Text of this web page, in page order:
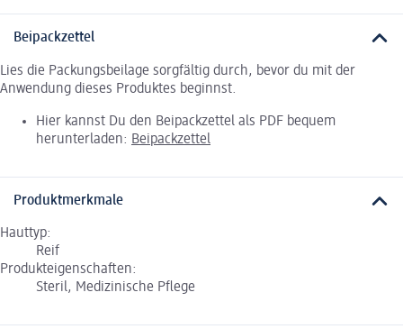
Beipackzettel
Lies die Packungsbeilage sorgfältig durch, bevor du mit der
Anwendung dieses Produktes beginnst.
Hier kannst Du den Beipackzettel als PDF bequem
herunterladen: Beipackzettel
Produktmerkmale
Hauttyp:
Reif
Produkteigenschaften:
Steril, Medizinische Pflege